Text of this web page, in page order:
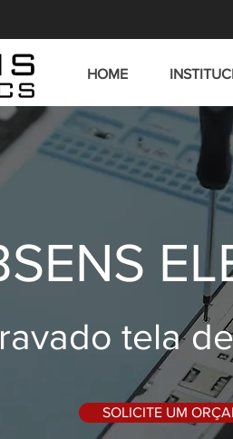
HOME
tela
SOLICITE UM